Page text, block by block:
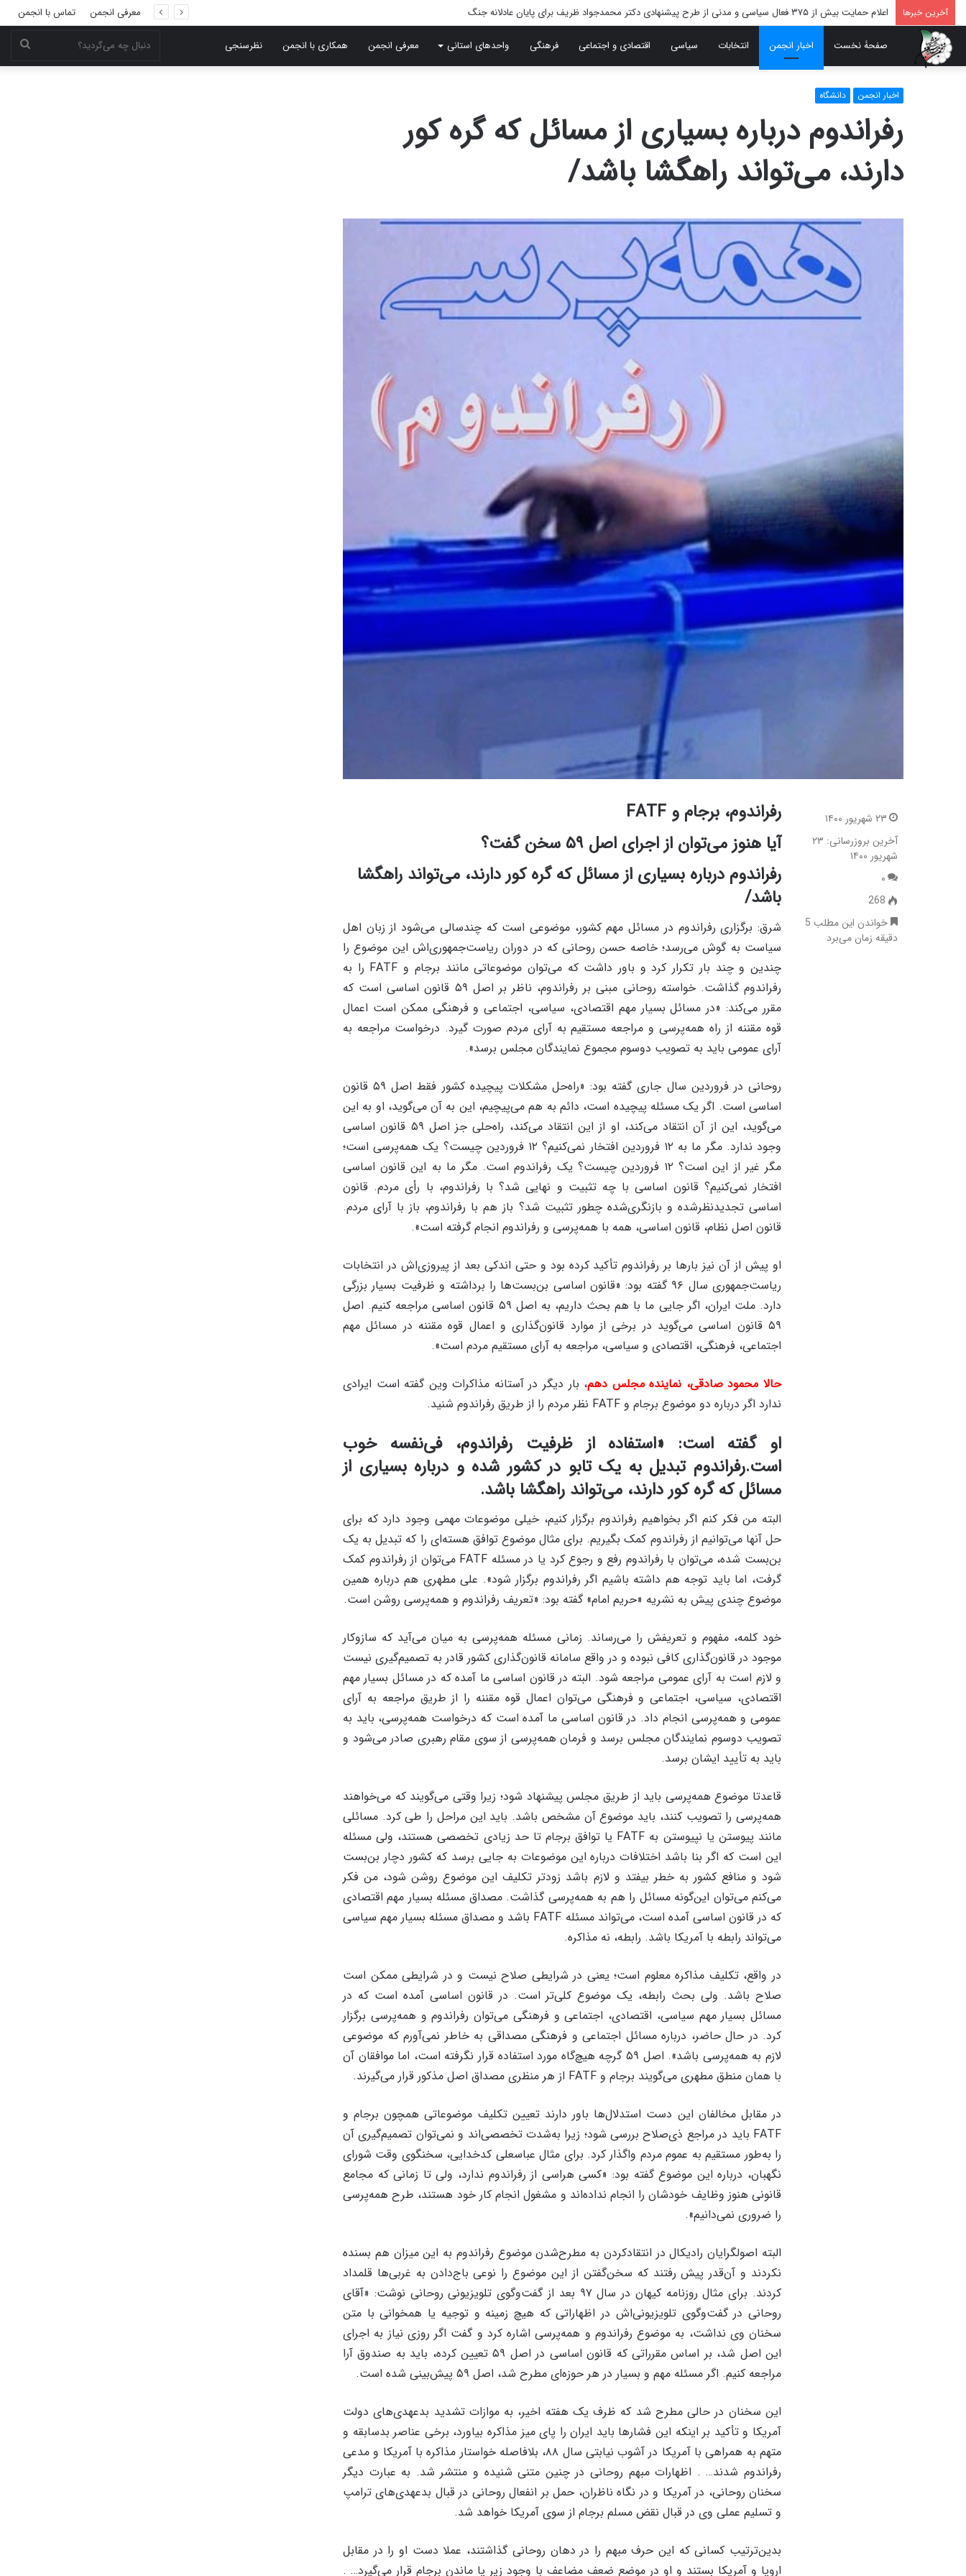
آخرین خبرها اعلام حمایت بیش از ۳۷۵ فعال سیاسی و مدنی از طرح پیشنهادی دکتر محمدجواد ظریف برای پایان عادلانه جنگ معرفی انجمن تماس با انجمن
صفحۀ نخست اخبار انجمن انتخابات سیاسی اقتصادی و اجتماعی فرهنگی واحدهای استانی معرفی انجمن همکاری با انجمن نظرسنجی
اخبار انجمن دانشگاه
رفراندوم درباره بسیاری از مسائل که گره کور
دارند، می‌تواند راهگشا باشد/
رفراندوم، برجام و FATF
آیا هنوز می‌توان از اجرای اصل ۵۹ سخن گفت؟
رفراندوم درباره بسیاری از مسائل که گره کور دارند، می‌تواند راهگشا
باشد/
شرق: برگزاری رفراندوم در مسائل مهم کشور، موضوعی است که چندسالی می‌شود از زبان اهل
سیاست به گوش می‌رسد؛ خاصه حسن روحانی که در دوران ریاست‌جمهوری‌اش این موضوع را
چندین و چند بار تکرار کرد و باور داشت که می‌توان موضوعاتی مانند برجام و FATF را به
رفراندوم گذاشت. خواسته روحانی مبنی بر رفراندوم، ناظر بر اصل ۵۹ قانون اساسی است که
مقرر می‌‌کند: «در مسائل بسیار مهم اقتصادی، سیاسی، اجتماعی و فرهنگی ممکن است اعمال
قوه مقننه از راه همه‌پرسی و مراجعه مستقیم به آرای مردم صورت گیرد. درخواست مراجعه به
آرای عمومی باید به تصویب دو‌سوم مجموع نمایندگان مجلس برسد».
روحانی در فروردین سال جاری گفته بود: «راه‌حل مشکلات پیچیده کشور فقط اصل ۵۹ قانون
اساسی است. اگر یک مسئله پیچیده است، دائم به هم می‌پیچیم، این به آن می‌گوید، او به این
می‌گوید، این از آن انتقاد می‌کند، او از این انتقاد می‌کند، راه‌حلی جز اصل ۵۹ قانون اساسی
وجود ندارد. مگر ما به ۱۲ فروردین افتخار نمی‌کنیم؟ ۱۲ فروردین چیست؟ یک همه‌پرسی است؛
مگر غیر از این است؟ ۱۲ فروردین چیست؟ یک رفراندوم است. مگر ما به این قانون اساسی
افتخار نمی‌کنیم؟ قانون اساسی با چه تثبیت و نهایی شد؟ با رفراندوم، با رأی مردم. قانون
اساسی تجدیدنظر‌شده و بازنگری‌شده چطور تثبیت شد؟ باز هم با رفراندوم، باز با آرای مردم.
قانون اصل نظام، قانون اساسی، همه با همه‌پرسی و رفراندوم انجام گرفته است».
او پیش از آن نیز بارها بر رفراندوم تأکید کرده بود و حتی اندکی بعد از پیروزی‌اش در انتخابات
ریاست‌جمهوری سال ۹۶ گفته بود: «قانون اساسی بن‌بست‌ها را برداشته و ظرفیت بسیار بزرگی
دارد. ملت ایران، اگر جایی ما با هم بحث داریم، به اصل ۵۹ قانون اساسی مراجعه کنیم. اصل
۵۹ قانون اساسی می‌گوید در برخی از موارد قانون‌گذاری و اعمال قوه مقننه در مسائل مهم
اجتماعی، فرهنگی، اقتصادی و سیاسی، مراجعه به آرای مستقیم مردم است».
حالا محمود صادقی، نماینده مجلس دهم، بار دیگر در آستانه مذاکرات وین گفته است ایرادی
ندارد اگر درباره دو موضوع برجام و FATF نظر مردم را از طریق رفراندوم شنید.
او گفته است: «استفاده از ظرفیت رفراندوم، فی‌نفسه خوب
است.رفراندوم تبدیل به یک تابو در کشور شده و درباره بسیاری از
مسائل که گره کور دارند، می‌تواند راهگشا باشد.
البته من فکر کنم اگر بخواهیم رفراندوم برگزار کنیم، خیلی موضوعات مهمی وجود دارد که برای
حل آنها می‌توانیم از رفراندوم کمک بگیریم. برای مثال موضوع توافق هسته‌ای را که تبدیل به یک
بن‌بست شده، می‌توان با رفراندوم رفع و رجوع کرد یا در مسئله FATF می‌توان از رفراندوم کمک
گرفت، اما باید توجه هم داشته باشیم اگر رفراندوم برگزار شود». علی مطهری هم درباره همین
موضوع چندی پیش به نشریه «حریم امام» گفته بود: «تعریف رفراندوم و همه‌پرسی روشن است.
خود کلمه، مفهوم و تعریفش را می‌رساند. زمانی مسئله همه‌پرسی به میان می‌آید که سازوکار
موجود در قانون‌گذاری کافی نبوده و در واقع سامانه قانون‌گذاری کشور قادر به تصمیم‌گیری نیست
و لازم است به آرای عمومی مراجعه شود. البته در قانون اساسی ما آمده که در مسائل بسیار مهم
اقتصادی، سیاسی، اجتماعی و فرهنگی می‌توان اعمال قوه مقننه را از طریق مراجعه به آرای
عمومی و همه‌پرسی انجام داد. در قانون اساسی ما آمده است که درخواست همه‌پرسی، باید به
تصویب دوسوم نمایندگان مجلس برسد و فرمان همه‌پرسی از سوی مقام رهبری صادر می‌شود و
باید به تأیید ایشان برسد.
قاعدتا موضوع همه‌پرسی باید از طریق مجلس پیشنهاد شود؛ زیرا وقتی می‌گویند که می‌خواهند
همه‌پرسی را تصویب کنند، باید موضوع آن مشخص باشد. باید این مراحل را طی کرد. مسائلی
مانند پیوستن یا نپیوستن به FATF یا توافق برجام تا حد زیادی تخصصی هستند، ولی مسئله
این است که اگر بنا باشد اختلافات درباره این موضوعات به جایی برسد که کشور دچار بن‌بست
شود و منافع کشور به خطر بیفتد و لازم باشد زودتر تکلیف این موضوع روشن شود، من فکر
می‌کنم می‌توان این‌گونه مسائل را هم به همه‌پرسی گذاشت. مصداق مسئله بسیار مهم اقتصادی
که در قانون اساسی آمده است، می‌تواند مسئله FATF باشد و مصداق مسئله بسیار مهم سیاسی
می‌تواند رابطه با آمریکا باشد. رابطه، نه مذاکره.
در واقع، تکلیف مذاکره معلوم است؛ یعنی در شرایطی صلاح نیست و در شرایطی ممکن است
صلاح باشد. ولی بحث رابطه، یک موضوع کلی‌تر است. در قانون اساسی آمده است که در
مسائل بسیار مهم سیاسی، اقتصادی، اجتماعی و فرهنگی می‌توان رفراندوم و همه‌پرسی برگزار
کرد. در حال حاضر، درباره مسائل اجتماعی و فرهنگی مصداقی به خاطر نمی‌آورم که موضوعی
لازم به همه‌پرسی باشد». اصل ۵۹ گرچه هیچ‌گاه مورد استفاده قرار نگرفته است، اما موافقان آن
با همان منطق مطهری می‌گویند برجام و FATF از هر منظری مصداق اصل مذکور قرار می‌گیرند.
در مقابل مخالفان این دست استدلال‌ها باور دارند تعیین تکلیف موضوعاتی همچون برجام و
FATF باید در مراجع ذی‌صلاح بررسی شود؛ زیرا به‌شدت تخصصی‌اند و نمی‌توان تصمیم‌گیری آن
را به‌طور مستقیم به عموم مردم واگذار کرد. برای مثال عباسعلی کدخدایی، سخنگوی وقت شورای
نگهبان، درباره این موضوع گفته بود: «کسی هراسی از رفراندوم ندارد، ولی تا زمانی که مجامع
قانونی هنوز وظایف خودشان را انجام نداده‌اند و مشغول انجام کار خود هستند، طرح همه‌پرسی
را ضروری نمی‌دانیم».
البته اصولگرایان رادیکال در انتقادکردن به مطرح‌شدن موضوع رفراندوم به این میزان هم بسنده
نکردند و آن‌قدر پیش رفتند که سخن‌گفتن از این موضوع را نوعی باج‌دادن به غربی‌ها قلمداد
کردند. برای مثال روزنامه کیهان در سال ۹۷ بعد از گفت‌وگوی تلویزیونی روحانی نوشت: «آقای
روحانی در گفت‌وگوی تلویزیونی‌اش در اظهاراتی که هیچ زمینه و توجیه یا همخوانی با متن
سخنان وی نداشت، به موضوع رفراندوم و همه‌پرسی اشاره کرد و گفت اگر روزی نیاز به اجرای
این اصل شد، بر اساس مقرراتی که قانون اساسی در اصل ۵۹ تعیین کرده، باید به صندوق آرا
مراجعه کنیم. اگر مسئله مهم و بسیار در هر حوزه‌ای مطرح شد، اصل ۵۹ پیش‌بینی شده است.
این سخنان در حالی مطرح شد که ظرف یک هفته اخیر، به موازات تشدید بدعهدی‌های دولت
آمریکا و تأکید بر اینکه این فشارها باید ایران را پای میز مذاکره بیاورد، برخی عناصر بدسابقه و
متهم به همراهی با آمریکا در آشوب نیابتی سال ۸۸، بلافاصله خواستار مذاکره با آمریکا و مدعی
رفراندوم شدند… . اظهارات مبهم روحانی در چنین متنی شنیده و منتشر شد. به عبارت دیگر
سخنان روحانی، در آمریکا و در نگاه ناظران، حمل بر انفعال روحانی در قبال بدعهدی‌های ترامپ
و تسلیم عملی وی در قبال نقض مسلم برجام از سوی آمریکا خواهد شد.
بدین‌ترتیب کسانی که این حرف مبهم را در دهان روحانی گذاشتند، عملا دست او را در مقابل
اروپا و آمریکا بستند و او در موضع ضعف مضاعف با وجود زیر پا ماندن برجام قرار می‌گیرد… .
۲۳ شهریور ۱۴۰۰
آخرین بروزرسانی: ۲۳
شهریور ۱۴۰۰
۰
268
خواندن این مطلب 5
دقیقه زمان می‌برد